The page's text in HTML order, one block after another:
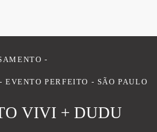
PERFEITO - SÃO PAULO
VIVI + DUDU